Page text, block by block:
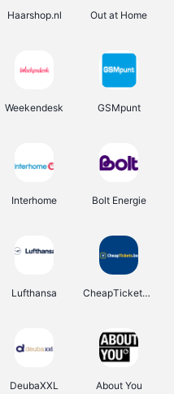
Haarshop.nl Out at Home
Weekendesk GSMpunt
Interhome Bolt Energie
Lufthansa CheapTickets.be
DeubaXXL About You